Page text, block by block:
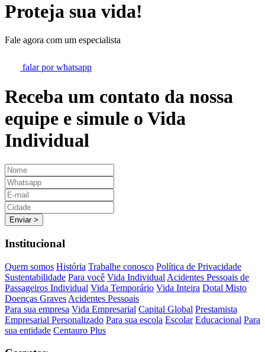
Proteja sua vida!
Fale agora com um especialista
falar por whatsapp
Receba um contato da nossa
equipe e simule o Vida
Individual
Enviar >
Institucional
Quem somos História Trabalhe conosco Política de Privacidade
Sustentabilidade Para você Vida Individual Acidentes Pessoais de
Passageiros Individual Vida Temporário Vida Inteira Dotal Misto
Doenças Graves Acidentes Pessoais
Para sua empresa Vida Empresarial Capital Global Prestamista
Empresarial Personalizado Para sua escola Escolar Educacional Para
sua entidade Centauro Plus